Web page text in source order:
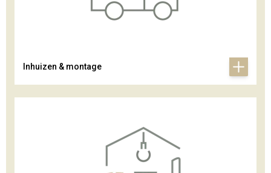
Inhuizen & montage